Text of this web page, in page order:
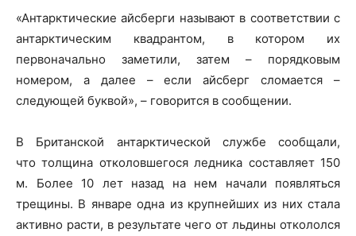
«Антарктические айсберги называют в соответствии с
антарктическим квадрантом, в котором их
первоначально заметили, затем – порядковым
номером, а далее – если айсберг сломается –
следующей буквой», – говорится в сообщении.
В Британской антарктической службе сообщали,
что толщина отколовшегося ледника составляет 150
м. Более 10 лет назад на нем начали появляться
трещины. В январе одна из крупнейших из них стала
активно расти, в результате чего от льдины откололся